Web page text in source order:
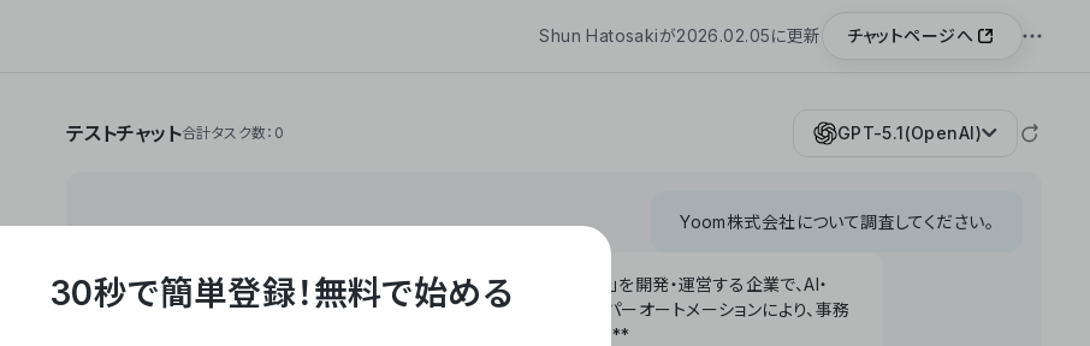
Shun Hatosakiが2026.02.05に更新 チャットページへ
テストチャット合計タスク数：0 GPT-5.1(OpenAI)
Yoom株式会社について調査してください。
**Yoom株式会社は、ビジネスオートメーションSaaS「Yoom」を開発・運営する企業で、AI・
API・RPA・OCRなどの技術をノーコードで組み合わせたハイパーオートメーションにより、事務
作業やデスクワークを自動化するサービスを提供しています。**
30秒で簡単登録！無料で始める